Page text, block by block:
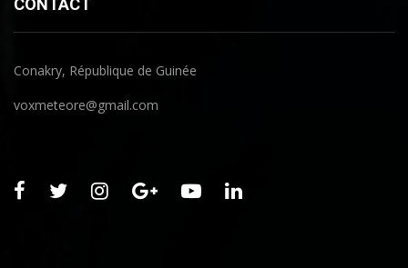
Conakry, République de Guinée
voxmeteore@gmail.com